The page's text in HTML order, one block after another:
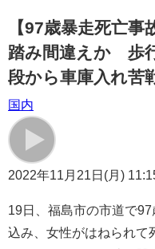
【97歳暴走死亡
踏み間違えか 歩
段から車庫入れ苦
国内
2022年11月21日(月)
19日、福島市の市道で
込み、女性がはねられて